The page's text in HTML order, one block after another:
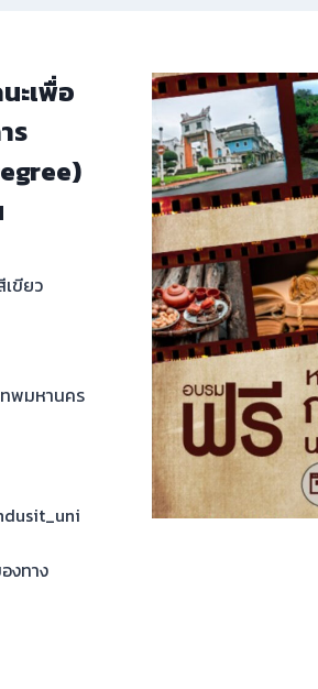
ะเพื่อ
ร
ขียว
พมหานคร
งทาง